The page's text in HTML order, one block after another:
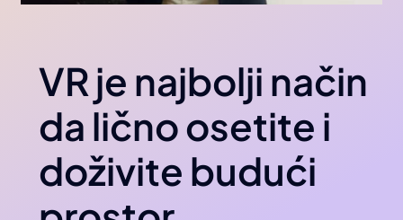
VR je najbolji način
da lično osetite i
doživite budući